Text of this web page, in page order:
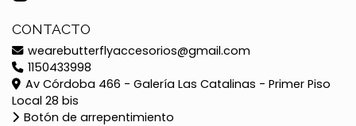
CONTACTO
wearebutterflyaccesorios@gmail.com
1150433998
Av Córdoba 466 - Galería Las Catalinas - Primer Piso
Local 28 bis
Botón de arrepentimiento